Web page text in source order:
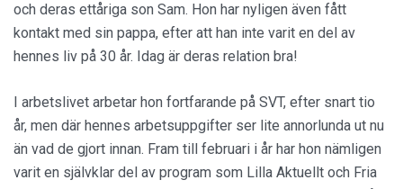
och deras ettåriga son Sam. Hon har nyligen även fått
kontakt med sin pappa, efter att han inte varit en del av
hennes liv på 30 år. Idag är deras relation bra!
I arbetslivet arbetar hon fortfarande på SVT, efter snart tio
år, men där hennes arbetsuppgifter ser lite annorlunda ut nu
än vad de gjort innan. Fram till februari i år har hon nämligen
varit en självklar del av program som Lilla Aktuellt och Fria